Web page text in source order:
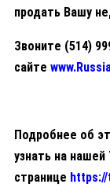
продать Вашу
Звоните (514)
сайте
Подробнее об
узнать на
странице